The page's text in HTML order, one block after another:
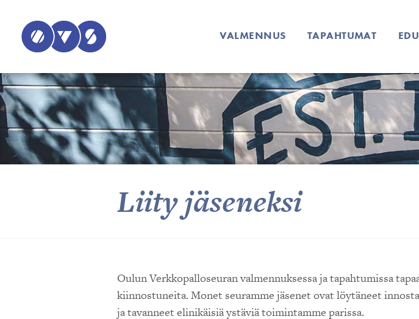
VALMENNUS TAPAHTUMAT
Liity jäseneksi
Oulun Verkkopalloseuran valmennuksessa ja tapahtumissa
kiinnostuneita. Monet seuramme jäsenet ovat löytäneet
ja tavanneet elinikäisiä ystäviä toimintamme parissa.